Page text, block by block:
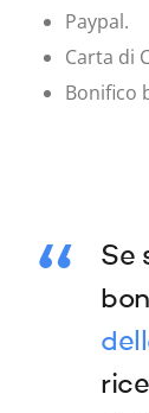
Paypal.
Carta di
Bonifico
Se